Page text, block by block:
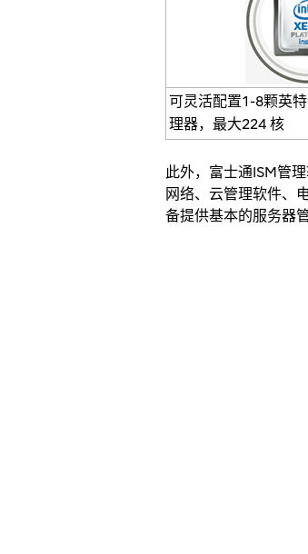
可灵活配置1-8颗英
理器，最大224 核
此外，富士通ISM管
网络、云管理软件、
备提供基本的服务器